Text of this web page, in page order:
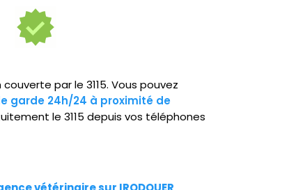
couverte par le 3115. Vous pouvez
garde 24h/24 à proximité de
le 3115 depuis vos téléphones